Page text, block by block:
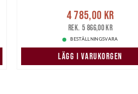
Nuvarande pris
4 785,00 krTidigare pris
5 866,00 kr
4 785,00 kr
5 866,00 kr
BESTÄLLNINGSVARA
LÄGG I VARUKORGEN